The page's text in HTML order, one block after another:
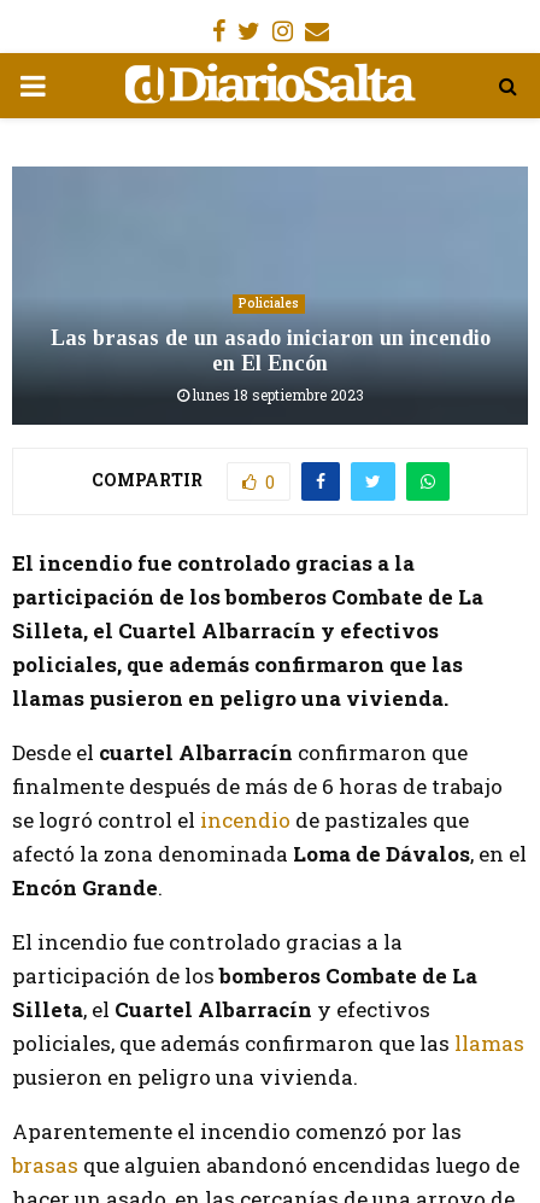
Facebook
Gorjeo
Instagram
Email
MENÚ
Policiales
Las brasas de un asado iniciaron un incendio
en El Encón
lunes 18 septiembre 2023
COMPARTIR 0
El incendio fue controlado gracias a la
participación de los bomberos Combate de La
Silleta, el Cuartel Albarracín y efectivos
policiales, que además confirmaron que las
llamas pusieron en peligro una vivienda.
Desde el cuartel Albarracín confirmaron que
finalmente después de más de 6 horas de trabajo
se logró control el incendio de pastizales que
afectó la zona denominada Loma de Dávalos, en el
Encón Grande.
El incendio fue controlado gracias a la
participación de losbomberos Combate de La
Silleta, el Cuartel Albarracín y efectivos
policiales, que además confirmaron que las llamas
pusieron en peligro una vivienda.
Aparentemente el incendio comenzó por las
brasas que alguien abandonó encendidas luego de